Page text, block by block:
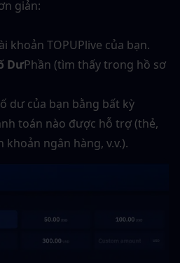
giản:
khoản TOPUPlive của bạn.
DưPhần (tìm thấy trong hồ sơ
dư của bạn bằng bất kỳ
toán nào được hỗ trợ (thẻ,
khoản ngân hàng, v.v.).